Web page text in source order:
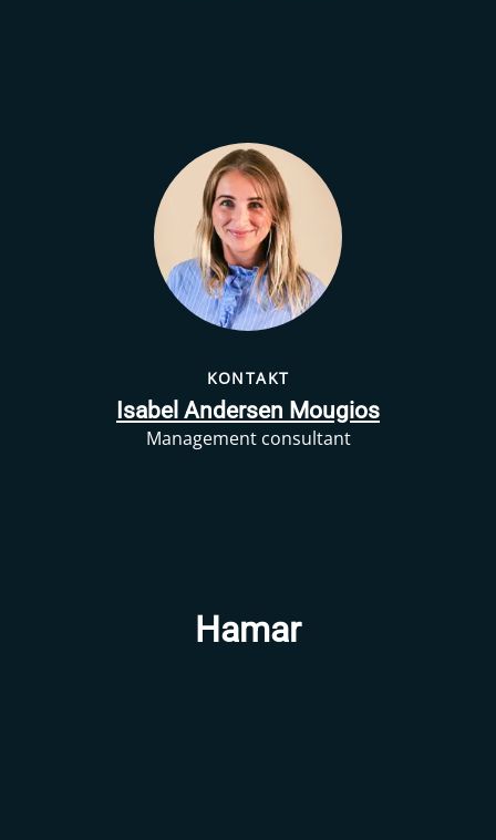
KONTAKT
Isabel Andersen Mougios
Management consultant
Hamar